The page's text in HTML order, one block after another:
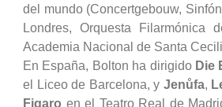
del mundo (Concertgebouw,
Londres, Orquesta Filarmónica
Academia Nacional de Santa
En España, Bolton ha dirigido Die
el Liceo de Barcelona, y Jenůfa,
Figaro en el Teatro Real de